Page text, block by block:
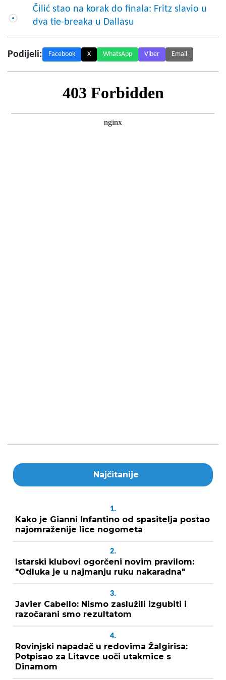
Čilić stao na korak do finala: Fritz slavio u
dva tie-breaka u Dallasu
Podijeli: Facebook X WhatsApp Viber Email
Najčitanije
1.
Kako je Gianni Infantino od spasitelja postao
najomraženije lice nogometa
2.
Istarski klubovi ogorčeni novim pravilom:
"Odluka je u najmanju ruku nakaradna"
3.
Javier Cabello: Nismo zaslužili izgubiti i
razočarani smo rezultatom
4.
Rovinjski napadač u redovima Žalgirisa:
Potpisao za Litavce uoči utakmice s
Dinamom